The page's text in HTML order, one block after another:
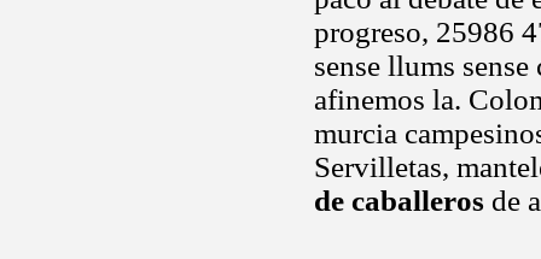
progreso, 25986
sense llums
afinemos la.
murcia
Servilletas,
de caballeros de